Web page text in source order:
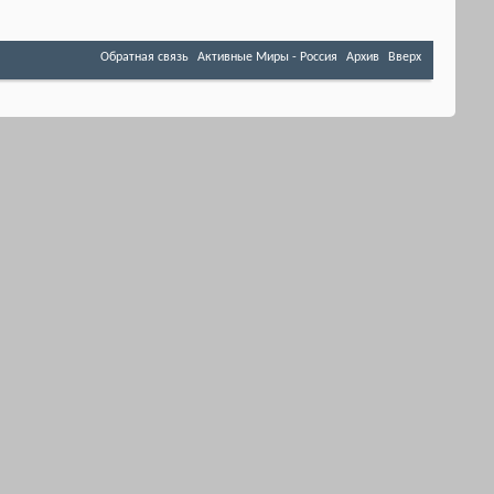
Обратная связь Активные Миры - Россия Архив Вверх